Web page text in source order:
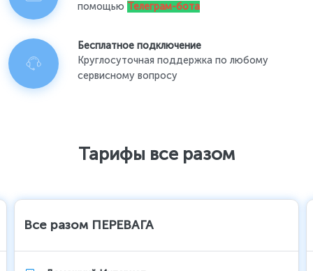
помощью Телеграм-бота
Бесплатное подключение
Круглосуточная поддержка по любому
сервисному вопросу
Тарифы все разом
Все разом ПЕРЕВАГА